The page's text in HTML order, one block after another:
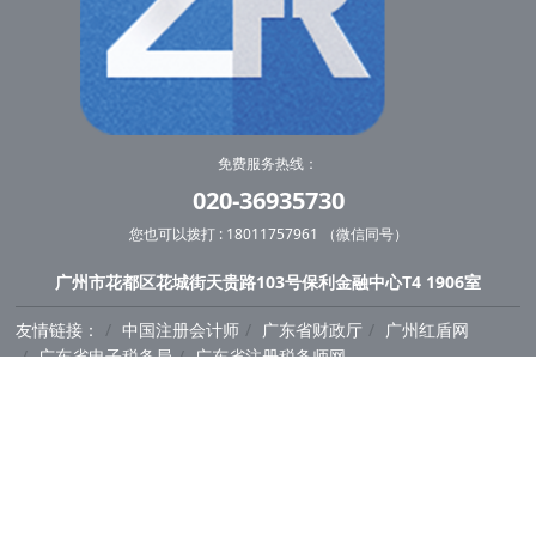
免费服务热线：
020-36935730
您也可以拨打 : 18011757961 （微信同号）
广州市花都区花城街天贵路103号保利金融中心T4 1906室
友情链接： 中国注册会计师 广东省财政厅
广州红盾网
广东省电子税务局
广东省注册税务师网